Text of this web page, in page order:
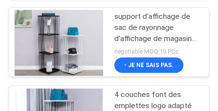
CONTACTEZ-
DEMANDEZ
UNE
CITATION
Étalage de magasin
de bijoux
support d'affichage de
sac de rayonnage
d'affichage de magasin
d'épaisseur de 0.8mm 4
couches
negotiable MOQ:10 PCs
- JE NE SAIS PAS.
4 couches font des
emplettes logo adapté